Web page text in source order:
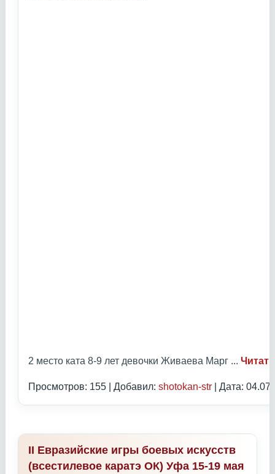
2 место ката 8-9 лет девочки Живаева Марг ...
Просмотров: 155 | Добавил: shotokan-str | Дата:
II Евразийские игры боевых искусств
(всестилевое каратэ ОК) Уфа 15-19 мая